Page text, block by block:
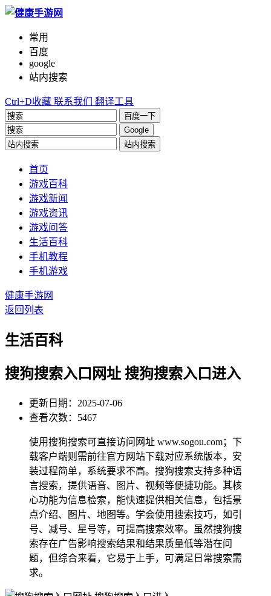
常用
百度
google
站内搜索
Ctrl+D收藏 联系我们 翻译工具
百度一下
Google
站内搜索
首页
游戏百科
游戏新闻
游戏资讯
游戏问答
生活百科
手机教程
手机游戏
健康手游网
返回列表
生活百科
搜狗搜索入口网址 搜狗搜索入口进入
更新日期：2025-07-06
查看次数：5467
使用搜狗搜索可直接访问网址 www.sogou.com；下
载客户端则需前往官方网站下载对应系统版本，安
装过程简单，系统要求不高。搜狗搜索支持多种语
言搜索，提供语音、图片、视频等便捷功能。其核
心功能为信息检索，能快速提供相关信息，包括景
点介绍、图片、地图等。学会使用搜索技巧，如引
号、减号、星号等，可提高搜索效率。虽然搜狗搜
索存在广告影响搜索结果和结果质量低等潜在问
题，但综合来看，它易于上手，可满足日常搜索需
求。